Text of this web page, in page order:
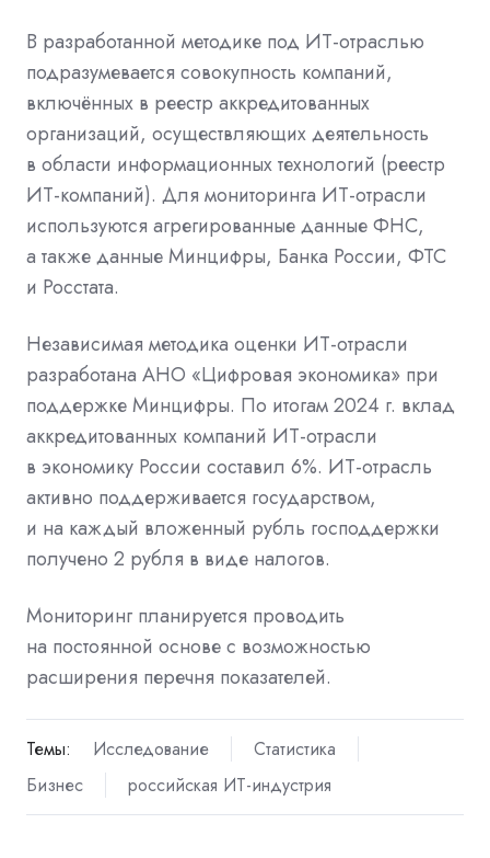
В разработанной методике под ИТ-отраслью
подразумевается совокупность компаний,
включённых в реестр аккредитованных
организаций, осуществляющих деятельность
в области информационных технологий (реестр
ИТ-компаний). Для мониторинга ИТ-отрасли
используются агрегированные данные ФНС,
а также данные Минцифры, Банка России, ФТС
и Росстата.
Независимая методика оценки ИТ-отрасли
разработана АНО «Цифровая экономика» при
поддержке Минцифры. По итогам 2024 г. вклад
аккредитованных компаний ИТ-отрасли
в экономику России составил 6%. ИТ-отрасль
активно поддерживается государством,
и на каждый вложенный рубль господдержки
получено 2 рубля в виде налогов.
Мониторинг планируется проводить
на постоянной основе с возможностью
расширения перечня показателей.
Темы: Исследование
Статистика
Бизнес
российская ИТ-индустрия